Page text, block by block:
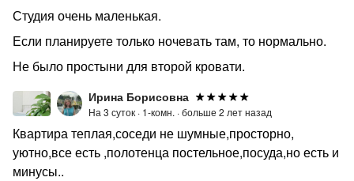
Студия очень маленькая.
Если планируете только ночевать там, то нормально.
Не было простыни для второй кровати.
Ирина Борисовна
На 3 суток · 1-комн. ·больше 2 лет назад
Квартира теплая,соседи не шумные,просторно,
уютно,все есть ,полотенца постельное,посуда,но есть и
минусы..